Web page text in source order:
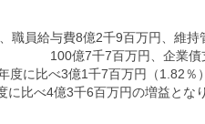
職員給与費8億2千9百万円、維持
、企業債支払利息16
度に比べ3億1千7百万円（1.82
に比べ4億3千6百万円の増益とな